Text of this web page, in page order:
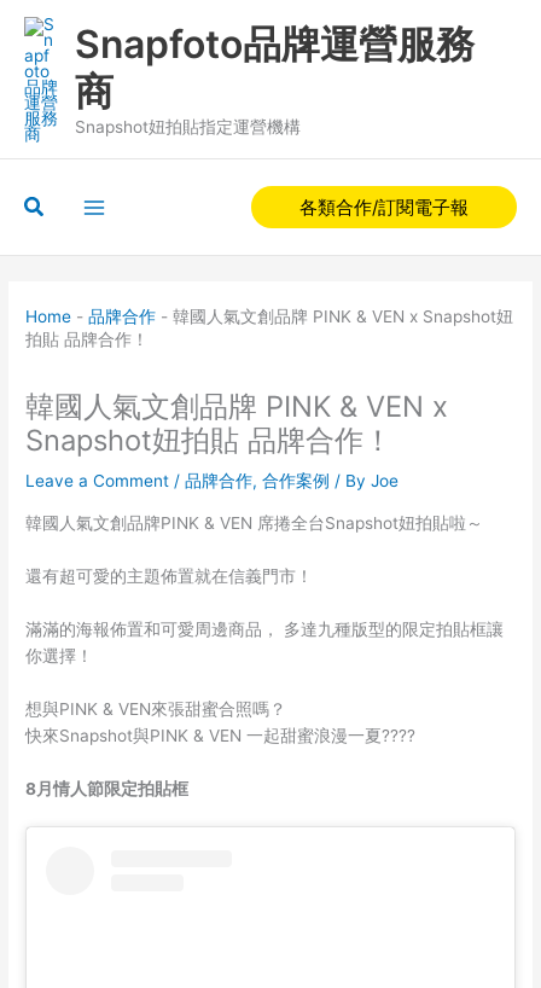
content
Snapfoto品牌運營服務
商
Snapshot妞拍貼指定運營機構
Search 各類合作/訂閱電子報
Home -品牌合作 -韓國人氣文創品牌 PINK & VEN x Snapshot妞
拍貼 品牌合作！
韓國人氣文創品牌 PINK & VEN x
Snapshot妞拍貼 品牌合作！
Leave a Comment /品牌合作,合作案例 / ByJoe
韓國人氣文創品牌PINK & VEN 席捲全台Snapshot妞拍貼啦～
還有超可愛的主題佈置就在信義門市！
滿滿的海報佈置和可愛周邊商品， 多達九種版型的限定拍貼框讓
你選擇！
想與PINK & VEN來張甜蜜合照嗎？
快來Snapshot與PINK & VEN 一起甜蜜浪漫一夏????
8月情人節限定拍貼框